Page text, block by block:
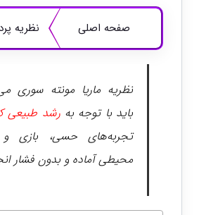
صفحه اصلی نظریه
نظریه ماریا مونته سوری
باید با توجه بهرشد طبیعی
تجربه‌های حسی، بازی
محیطی آماده و بدون فشار